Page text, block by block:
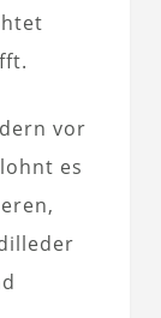
vor
es